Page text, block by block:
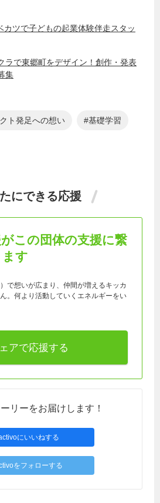
カツで子どもの起業体験伴走スタッ
ラで東郷町をデザイン！創作・発表
集
ト発足への想い 基礎学習
にできる応援
この団体の支援に繋
す
で想いが広まり、仲間が増えるキッカ
。何より活動していくエネルギーをい
アで応援する
リーをお届けします！
にいいねする
をフォローする